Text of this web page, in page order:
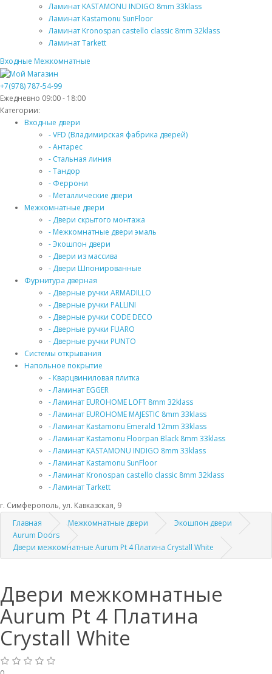
Ламинат KASTAMONU INDIGO 8mm 33klass
Ламинат Kastamonu SunFloor
Ламинат Kronospan castello classic 8mm 32klass
Ламинат Tarkett
Входные Межкомнатные
+7(978) 787-54-99
Ежедневно 09:00 - 18:00
Категории:
Входные двери
- VFD (Владимирская фабрика дверей)
- Антарес
- Стальная линия
- Тандор
- Феррони
- Металлические двери
Межкомнатные двери
- Двери скрытого монтажа
- Межкомнатные двери эмаль
- Экошпон двери
- Двери из массива
- Двери Шпонированные
Фурнитура дверная
- Дверные ручки ARMADILLO
- Дверные ручки PALLINI
- Дверные ручки CODE DECO
- Дверные ручки FUARO
- Дверные ручки PUNTO
Системы открывания
Напольное покрытие
- Кварцвиниловая плитка
- Ламинат EGGER
- Ламинат EUROHOME LOFT 8mm 32klass
- Ламинат EUROHOME MAJESTIC 8mm 33klass
- Ламинат Kastamonu Emerald 12mm 33klass
- Ламинат Kastamonu Floorpan Black 8mm 33klass
- Ламинат KASTAMONU INDIGO 8mm 33klass
- Ламинат Kastamonu SunFloor
- Ламинат Kronospan castello classic 8mm 32klass
- Ламинат Tarkett
г. Симферополь, ул. Кавказская, 9
Главная
Межкомнатные двери
Экошпон двери
Aurum Doors
Двери межкомнатные Aurum Pt 4 Платина Crystall White
Двери межкомнатные
Aurum Pt 4 Платина
Crystall White